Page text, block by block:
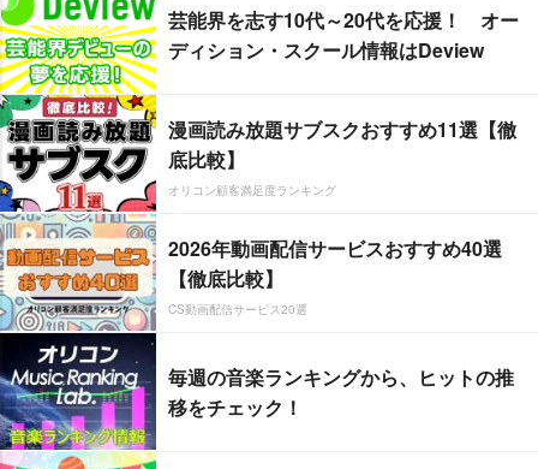
芸能界を志す10代～20代を応援！ オー
ディション・スクール情報はDeview
漫画読み放題サブスクおすすめ11選【徹
底比較】
オリコン顧客満足度ランキング
2026年動画配信サービスおすすめ40選
【徹底比較】
CS動画配信サービス20選
毎週の音楽ランキングから、ヒットの推
移をチェック！